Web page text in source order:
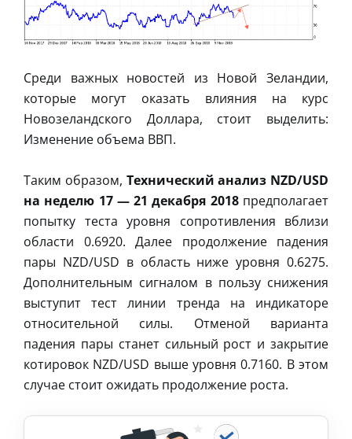
Среди важных новостей из Новой Зеландии,
которые могут оказать влияния на курс
Новозеландского Доллара, стоит выделить:
Изменение объема ВВП.
Таким образом, Технический анализ NZD/USD
на неделю 17 — 21 декабря 2018предполагает
попытку теста уровня сопротивления вблизи
области 0.6920. Далее продолжение падения
пары NZD/USD в область ниже уровня 0.6275.
Дополнительным сигналом в пользу снижения
выступит тест линии тренда на индикаторе
относительной силы. Отменой варианта
падения пары станет сильный рост и закрытие
котировок NZD/USD выше уровня 0.7160. В этом
случае стоит ожидать продолжение роста.